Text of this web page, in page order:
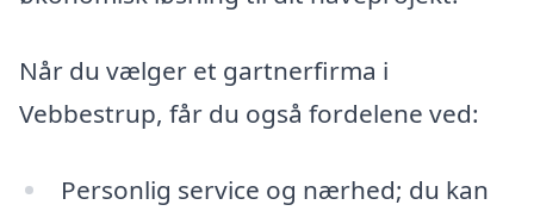
Når du vælger et gartnerfirma i
Vebbestrup, får du også fordelene ved:
Personlig service og nærhed; du kan